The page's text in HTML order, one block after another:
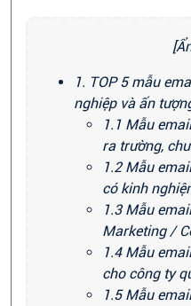
1. TOP 5 mẫu
nghiệp và ấn
1.1 Mẫu
ra trường,
1.2 Mẫu
có kinh
1.3 Mẫu
Marketing /
1.4 Mẫu
cho công ty
1.5 Mẫu